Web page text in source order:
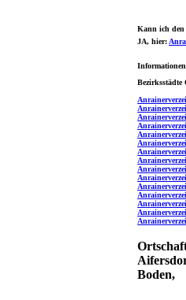
Kann ich den
JA, hier:
Bezirksstädte
Boden,